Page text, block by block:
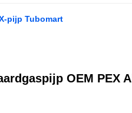
pijp Tubomart
OEM PEX Al